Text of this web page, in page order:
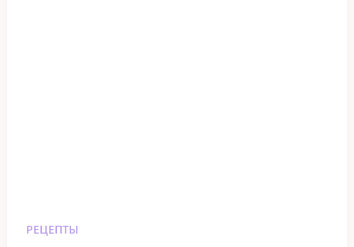
РЕЦЕПТЫ